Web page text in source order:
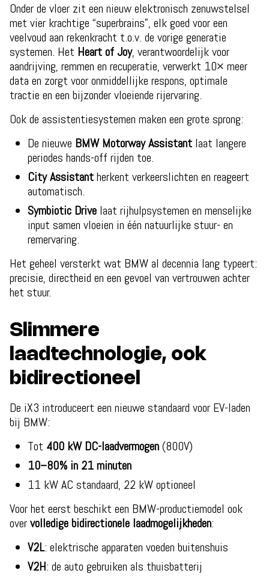
Onder de vloer zit een nieuw elektronisch zenuwstelsel
met vier krachtige “superbrains”, elk goed voor een
veelvoud aan rekenkracht t.o.v. de vorige generatie
systemen. Het Heart of Joy, verantwoordelijk voor
aandrijving, remmen en recuperatie, verwerkt 10× meer
data en zorgt voor onmiddellijke respons, optimale
tractie en een bijzonder vloeiende rijervaring.
Ook de assistentiesystemen maken een grote sprong:
De nieuwe BMW Motorway Assistant laat langere
periodes hands-off rijden toe.
City Assistantherkent verkeerslichten en reageert
automatisch.
Symbiotic Drive laat rijhulpsystemen en menselijke
input samen vloeien in één natuurlijke stuur- en
remervaring.
Het geheel versterkt wat BMW al decennia lang typeert:
precisie, directheid en een gevoel van vertrouwen achter
het stuur.
Slimmere
laadtechnologie, ook
bidirectioneel
De iX3 introduceert een nieuwe standaard voor EV-laden
bij BMW:
Tot 400 kW DC-laadvermogen(800V)
10–80% in 21 minuten
11 kW AC standaard, 22 kW optioneel
Voor het eerst beschikt een BMW-productiemodel ook
overvolledige bidirectionele laadmogelijkheden:
V2L: elektrische apparaten voeden buitenshuis
V2H: de auto gebruiken als thuisbatterij